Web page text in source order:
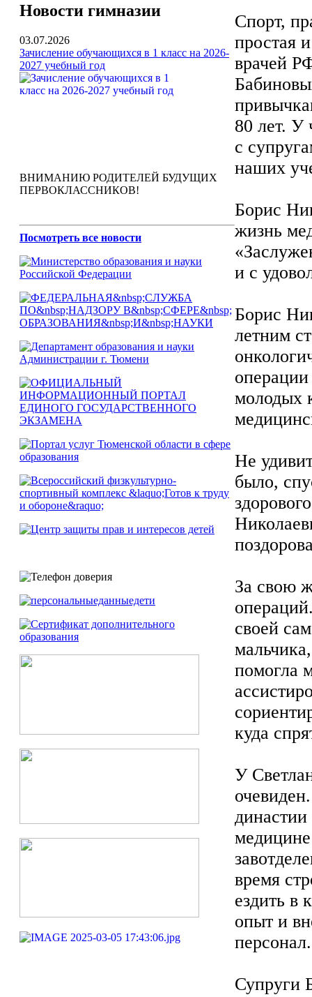
Новости гимназии
03.07.2026
Зачисление обучающихся в 1 класс на 2026-
2027 учебный год
ВНИМАНИЮ РОДИТЕЛЕЙ БУДУЩИХ
ПЕРВОКЛАССНИКОВ!
Посмотреть все новости
Спорт,
простая
врачей
80 лет. У
с
наших
Борис
жизнь
и с
Борис
летним
молодых
Не
было,
За свою
своей
помогла
куда
У
медицине
время
ездить в
опыт и
персонал.
Супруги